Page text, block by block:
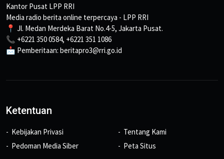
Kantor Pusat LPP RRI
Media radio berita online terpercaya - LPP RRI
📍 Jl. Medan Merdeka Barat No.4-5, Jakarta Pusat.
📞 +6221 350 0584, +6221 351 1086
📩 Pemberitaan: beritapro3@rri.go.id
Ketentuan
Kebijakan Privasi
Pedoman Media Siber
Tentang Kami
Peta Situs